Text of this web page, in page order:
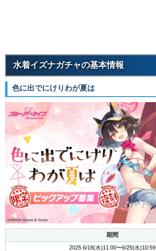
水着イズナガチャの基本情報
色に出でにけりわが夏は
期間
2025.6/18(水)11:00〜6/25(水)10:59